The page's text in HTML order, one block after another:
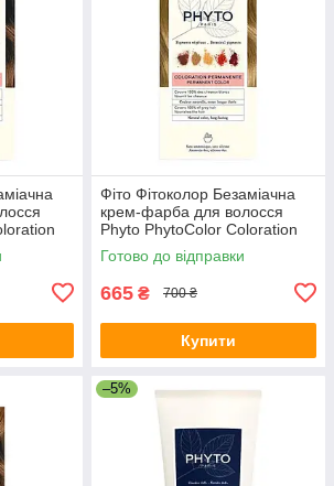
мл
Фіто Фітоколор Безаміачна
крем-фарба для волосся
Phyto PhytoColor Coloration
Permanente 8 Світло-русявий
112 мл
Готово до відправки
665 ₴ 700 ₴
Купити
–5%